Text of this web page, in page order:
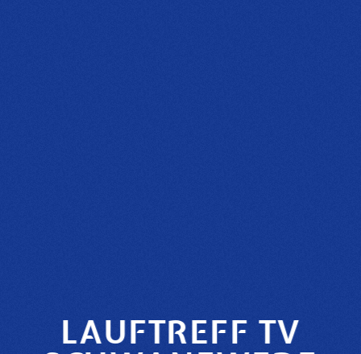
LAUFTREFF TV